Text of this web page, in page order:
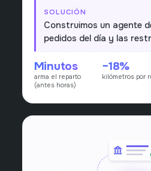
qué orden y por qué ruta
de la experiencia de una sola
de pedidos o la baja de un
plan era lento y costoso.
SOLUCIÓN
Construimos un agente
pedidos del día y las
capacidad de cada
horarias, zonas y
plan de reparto: qué
vehículo y la secuencia
por ruta. El equipo
planificar desde cero, y
Minutos
arma el reparto
(antes horas)
−18%
kilómetros por